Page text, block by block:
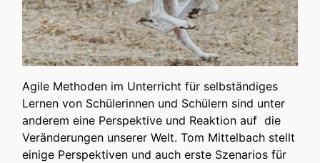
Agile Methoden im Unterricht für selbständiges
Lernen von Schülerinnen und Schülern sind unter
anderem eine Perspektive und Reaktion auf die
Veränderungen unserer Welt. Tom Mittelbach stellt
einige Perspektiven und auch erste Szenarios für